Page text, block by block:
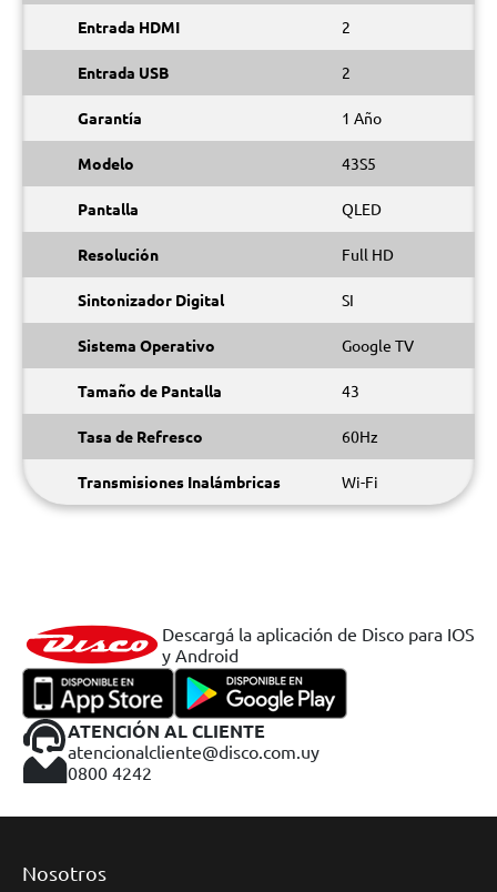
Entrada HDMI 2
Entrada USB 2
Garantía 1 Año
Modelo 43S5
Pantalla QLED
Resolución Full HD
Sintonizador Digital SI
Sistema Operativo Google TV
Tamaño de Pantalla 43
Tasa de Refresco 60Hz
Transmisiones Inalámbricas Wi-Fi
Descargá la aplicación de Disco para IOS
y Android
ATENCIÓN AL CLIENTE
atencionalcliente@disco.com.uy
0800 4242
Nosotros